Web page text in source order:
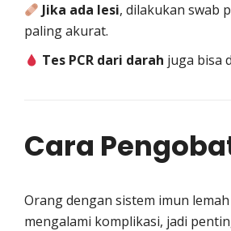
Jika ada lesi, dilakukan swab
paling akurat.
Tes PCR dari darah juga bisa
Cara
Orang dengan sistem imun
mengalami komplikasi, jadi